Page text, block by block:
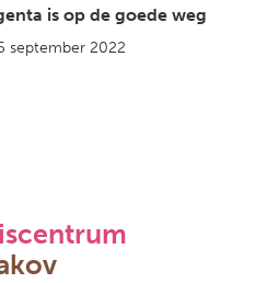
is op de goede weg
september 2022